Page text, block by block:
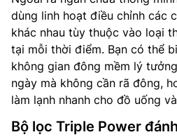
dùng linh hoạt điều chỉnh các
khác nhau tùy thuộc vào loại
tại mỗi thời điểm. Bạn có thể
không gian đông mềm lý
ngày mà không cần rã đông,
làm lạnh nhanh cho đồ uống
Bộ lọc Triple Power